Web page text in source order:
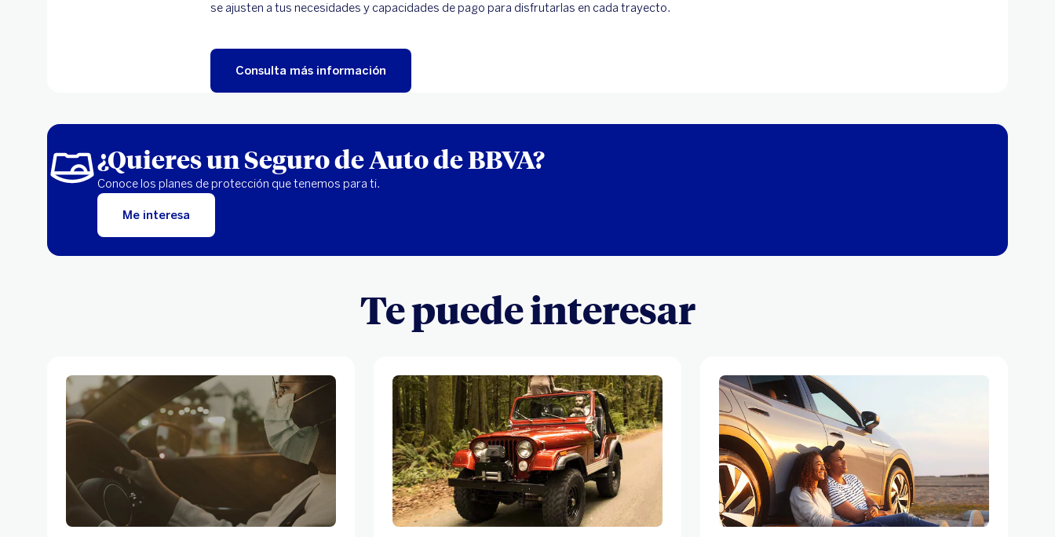
se ajusten a tus necesidades y capacidades de pago para disfrutarlas en cada trayecto.
Consulta más información
¿Quieres un Seguro de Auto de BBVA?
Conoce los planes de protección que tenemos para ti.
Me interesa
Te puede interesar